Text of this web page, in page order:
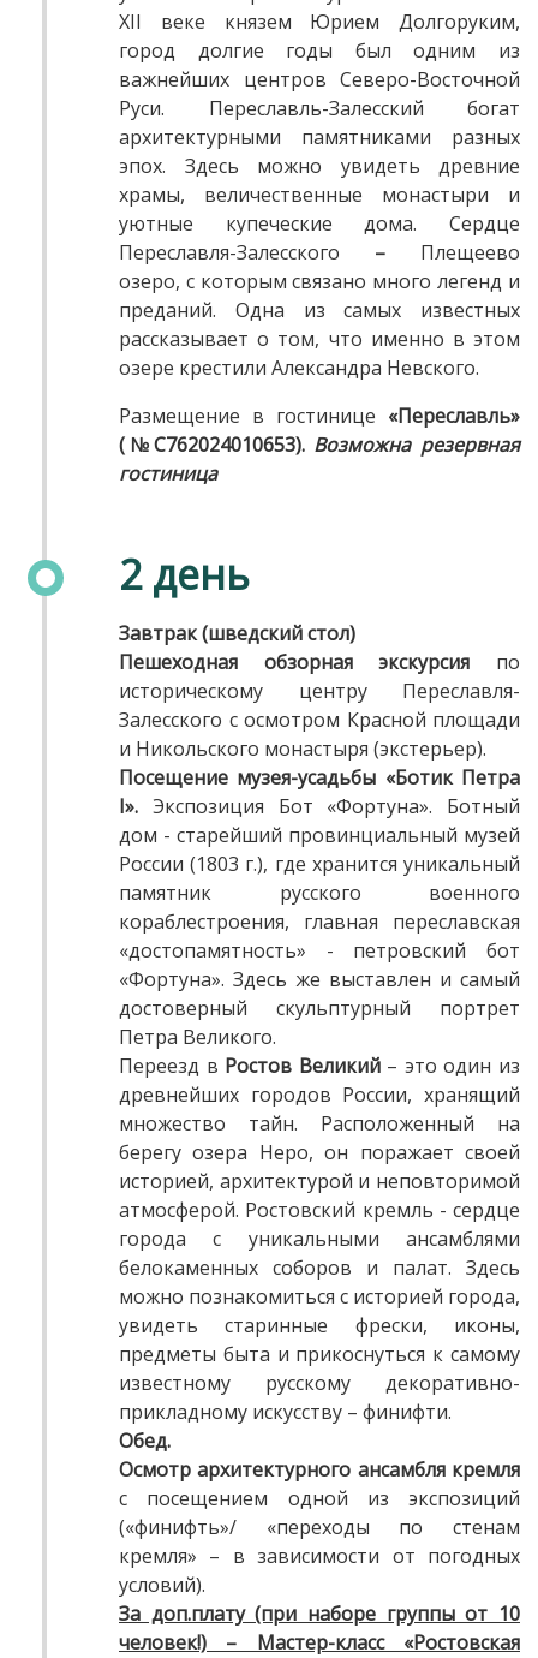
XII веке князем Юрием Долгоруким,
город долгие годы был одним из
важнейших центров Северо-Восточной
Руси. Переславль-Залесский богат
архитектурными памятниками разных
эпох. Здесь можно увидеть древние
храмы, величественные монастыри и
уютные купеческие дома. Сердце
Переславля-Залесского – Плещеево
озеро, с которым связано много легенд и
преданий. Одна из самых известных
рассказывает о том, что именно в этом
озере крестили Александра Невского.
Размещение в гостинице «Переславль»
(№С762024010653). Возможна резервная
гостиница
2 день
Завтрак (шведский стол)
Пешеходная обзорная экскурсия по
историческому центру Переславля-
Залесского с осмотром Красной площади
и Никольского монастыря (экстерьер).
Посещение музея-усадьбы «Ботик Петра
I». Экспозиция Бот «Фортуна». Ботный
дом - старейший провинциальный музей
России (1803 г.), где хранится уникальный
памятник русского военного
кораблестроения, главная переславская
«достопамятность» - петровский бот
«Фортуна». Здесь же выставлен и самый
достоверный скульптурный портрет
Петра Великого.
Переезд в Ростов Великий – это один из
древнейших городов России, хранящий
множество тайн. Расположенный на
берегу озера Неро, он поражает своей
историей, архитектурой и неповторимой
атмосферой. Ростовский кремль - сердце
города с уникальными ансамблями
белокаменных соборов и палат. Здесь
можно познакомиться с историей города,
увидеть старинные фрески, иконы,
предметы быта и прикоснуться к самому
известному русскому декоративно-
прикладному искусству – финифти.
Обед.
Осмотр архитектурного ансамбля кремля
с посещением одной из экспозиций
(«финифть»/ «переходы по стенам
кремля» – в зависимости от погодных
условий).
За доп.плату (при наборе группы от 10
человек!) – Мастер-класс «Ростовская